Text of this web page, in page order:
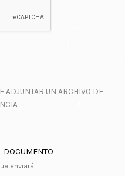
ADJUNTAR UN ARCHIVO DE
DOCUMENTO
enviará